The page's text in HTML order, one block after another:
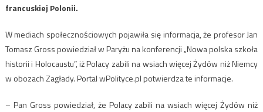
francuskiej Polonii.
W mediach społecznościowych pojawiła się informacja, że profesor Jan
Tomasz Gross powiedział w Paryżu na konferencji „Nowa polska szkoła
historii i Holocaustu”, iż Polacy zabili na wsiach więcej Żydów niż Niemcy
w obozach Zagłady. Portal wPolityce.pl potwierdza te informacje.
– Pan Gross powiedział, że Polacy zabili na wsiach więcej Żydów niż